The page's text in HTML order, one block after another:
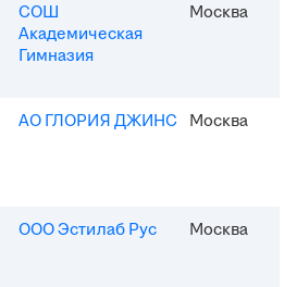
СОШ
Академическая
Гимназия
Москва
АО ГЛОРИЯ ДЖИНС Москва
ООО Эстилаб Рус Москва